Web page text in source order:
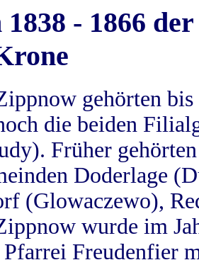
1838 - 1866
gehörten
die beiden
Früher
Doderlage
(Glowaczewo),
wurde im
Pfarrei Freudenfier